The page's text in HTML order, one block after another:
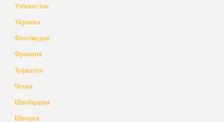
Узбекистан
Украина
Финляндия
Франция
Хорватия
Чехия
Швейцария
Швеция